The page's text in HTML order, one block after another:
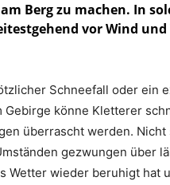
Berg zu machen. In
vor Wind
Schneefall oder ein
Gebirge könne Kletterer
überrascht werden.
gezwungen über
Wetter wieder beruhigt hat